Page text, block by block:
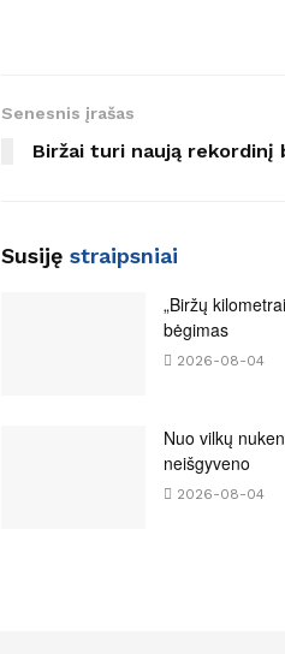
Senesnis įrašas
Biržai turi naują rekordinį
Susiję straipsniai
„Biržų
bėgimas
2026-08-04
Nuo vilkų
neišgyveno
2026-08-04